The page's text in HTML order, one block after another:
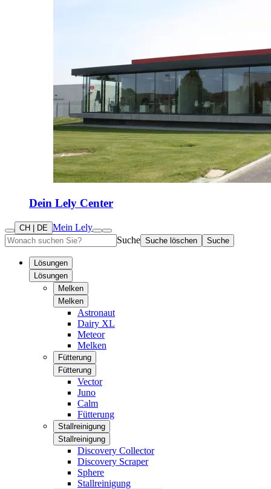
Dein Lely Center
CH | DE Mein Lely
Suche Suche löschen Suche
Lösungen
Lösungen
Melken
Melken
Astronaut
Dairy XL
Meteor
Melken
Fütterung
Fütterung
Vector
Juno
Calm
Fütterung
Stallreinigung
Stallreinigung
Discovery Collector
Discovery Scraper
Sphere
Stallreinigung